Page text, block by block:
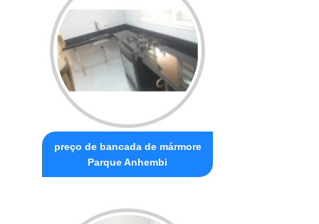
preço de bancada de mármore
Parque Anhembi